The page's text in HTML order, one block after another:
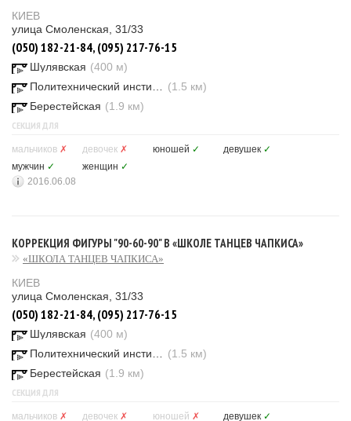
КИЕВ
улица Смоленская, 31/33
(050) 182-21-84, (095) 217-76-15
Шулявская (400 м)
(1.5 км)
Берестейская (1.9 км)
СЕКЦИЯ ДЛЯ
мальчиков ✗ девочек ✗ юношей ✓ девушек ✓
мужчин ✓ женщин ✓
2016.06.08
КОРРЕКЦИЯ ФИГУРЫ "90-60-90" В «ШКОЛЕ ТАНЦЕВ ЧАПКИСА»
«ШКОЛА ТАНЦЕВ ЧАПКИСА»
КИЕВ
улица Смоленская, 31/33
(050) 182-21-84, (095) 217-76-15
Шулявская (400 м)
(1.5 км)
Берестейская (1.9 км)
СЕКЦИЯ ДЛЯ
мальчиков ✗ девочек ✗ юношей ✗ девушек ✓